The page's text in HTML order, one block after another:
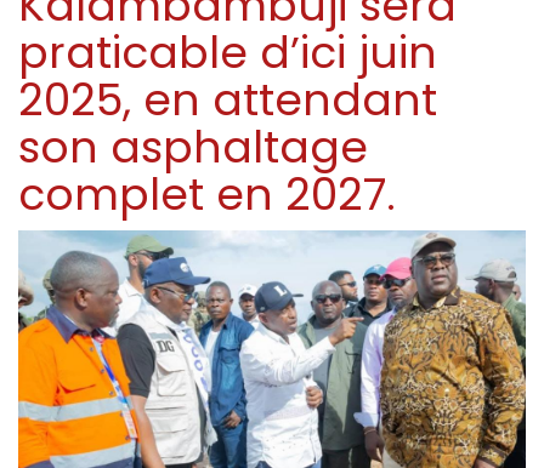
praticable d’ici juin
2025, en attendant
son asphaltage
complet en 2027.